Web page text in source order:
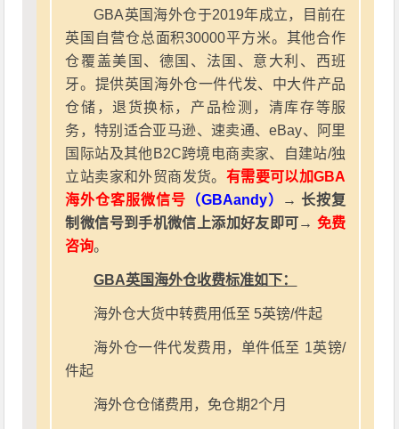
GBA英国海外仓于2019年成立，目前在
英国自营仓总面积30000平方米。其他合作
仓覆盖美国、德国、法国、意大利、西班
牙。提供英国海外仓一件代发、中大件产品
仓储，退货换标，产品检测，清库存等服
务，特别适合亚马逊、速卖通、eBay、阿里
国际站及其他B2C跨境电商卖家、自建站/独
立站卖家和外贸商发货。 有需要可以加GBA
海外仓客服微信号 （GBAandy）
→ 长按复
制微信号到手机微信上添加好友即可→ 免费
咨询。
GBA英国海外仓收费标准如下：
海外仓大货中转费用低至 5英镑/件起
海外仓一件代发费用，单件低至 1英镑/
件起
海外仓仓储费用，免仓期2个月